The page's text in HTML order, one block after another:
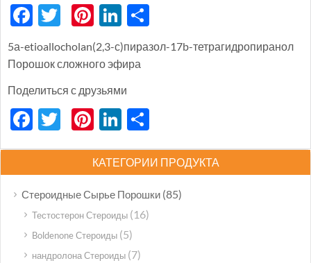
Facebook
Twitter
Pinterest
LinkedIn
享
5а-etioallocholan(2,3-с)пиразол-17b-тетрагидропиранол
Порошок сложного эфира
Поделиться с друзьями
Facebook
Twitter
Pinterest
LinkedIn
享
КАТЕГОРИИ ПРОДУКТА
Стероидные Сырье Порошки (85)
Тестостерон Стероиды (16)
Boldenone Стероиды (5)
нандролона Стероиды (7)